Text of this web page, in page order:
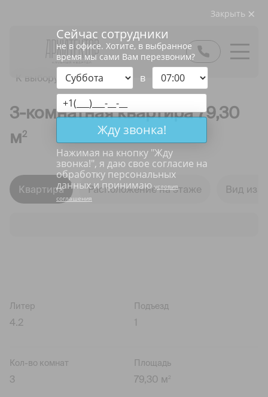
К выбору квартир
3-комнатная квартира 79,30
м2
Литер
4.2
Подъезд
Кол-во комнат
3
Площадь
79,30 м 2
Квартира Расположение на этаже Вид из
Закрыть
Сейчас сотрудники
не в офисе. Хотите, в выбранное
время мы сами Вам перезвоним?
в
Жду звонка!
Нажимая на кнопку "Жду
звонка!", я даю свое согласие на
обработку персональных
данных и принимаюусловия
соглашения